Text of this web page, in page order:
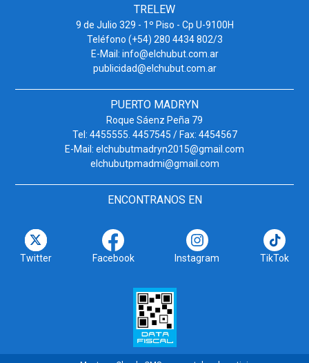
TRELEW
9 de Julio 329 - 1º Piso - Cp U-9100H
Teléfono (+54) 280 4434 802/3
E-Mail: info@elchubut.com.ar
publicidad@elchubut.com.ar
PUERTO MADRYN
Roque Sáenz Peña 79
Tel: 4455555. 4457545 / Fax: 4454567
E-Mail: elchubutmadryn2015@gmail.com
elchubutpmadmi@gmail.com
ENCONTRANOS EN
Twitter Facebook Instagram TikTok